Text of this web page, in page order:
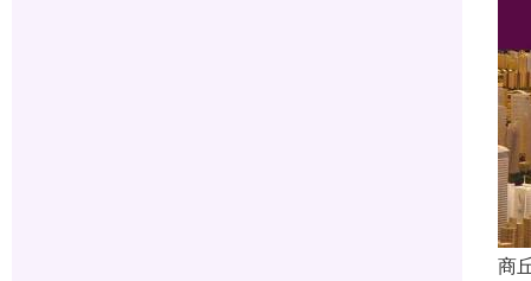
商